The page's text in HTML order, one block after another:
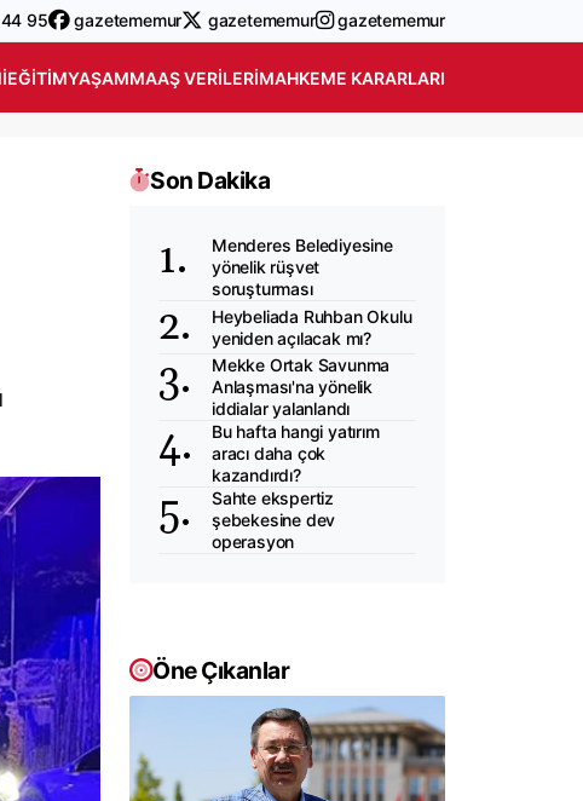
95 gazetememur gazetememur gazetememur
EĞITIMYAŞAMMAAŞ VERILERIMAHKEME KARARLARI
Son Dakika
Menderes Belediyesine
yönelik rüşvet
soruşturması
Heybeliada Ruhban Okulu
yeniden açılacak mı?
Mekke Ortak Savunma
Anlaşması'na yönelik
iddialar yalanlandı
Bu hafta hangi yatırım
aracı daha çok
kazandırdı?
Sahte ekspertiz
şebekesine dev
operasyon
Öne Çıkanlar